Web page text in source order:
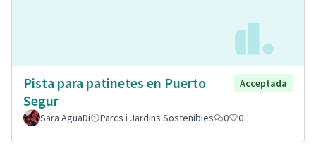
Pista para patinetes en Puerto
Segur
Acceptada
Sara AguaDi Parcs i Jardins Sostenibles 0 0